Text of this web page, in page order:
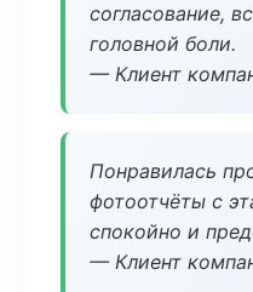
согласование,
головной боли.
— Клиент
Понравилась
фотоотчёты с
спокойно и
— Клиент